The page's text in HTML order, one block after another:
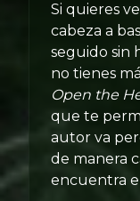
Si quieres
cabeza a
seguido sin
no tienes
Open the
que te
autor va
de manera
encuentra